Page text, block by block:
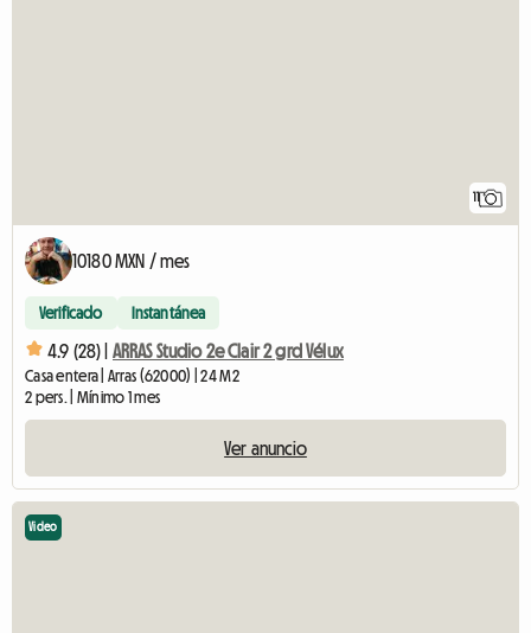
10180 MXN / mes
Verificado Instantánea
4.9 (28) | ARRAS Studio 2e Clair 2 grd Vélux
Casa entera | Arras (62000) | 24 M2
2 pers. | Mínimo 1 mes
Ver anuncio
Video